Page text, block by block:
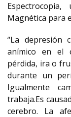
Magnética para
“La depresión
anímico en el
pérdida, ira o
durante un
Igualmente
trabaja.Es
cerebro. La